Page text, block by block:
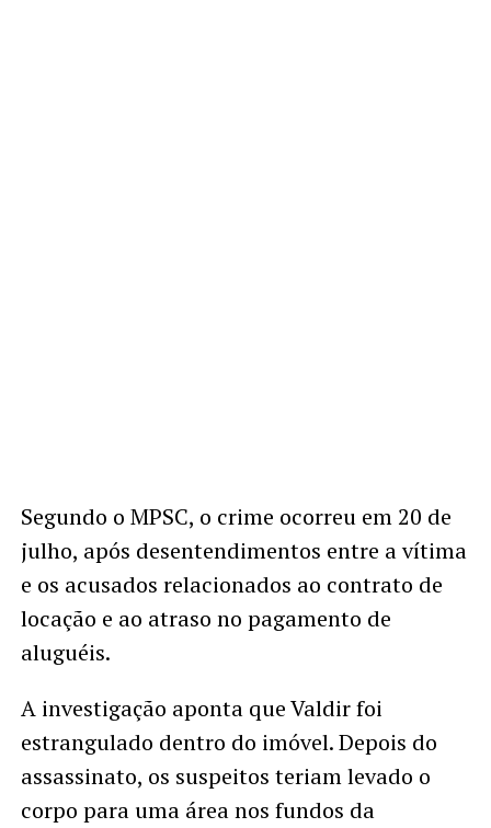
Segundo o MPSC, o crime ocorreu em 20 de
julho, após desentendimentos entre a vítima
e os acusados relacionados ao contrato de
locação e ao atraso no pagamento de
aluguéis.
A investigação aponta que Valdir foi
estrangulado dentro do imóvel. Depois do
assassinato, os suspeitos teriam levado o
corpo para uma área nos fundos da